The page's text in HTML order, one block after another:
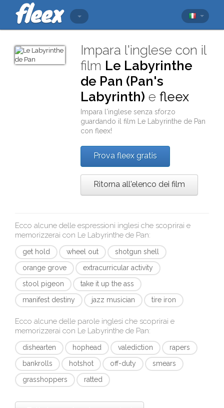
Impara l'inglese con il
film Le Labyrinthe
de Pan (Pan's
Labyrinth) efleex
Impara l'inglese senza sforzo
guardando il film
Le Labyrinthe de Pan
confleex!
Prova fleex gratis
Ritorna all'elenco dei film
Ecco alcune delle espressioni inglesi che scoprirai e
memorizzerai con Le Labyrinthe de Pan:
get hold wheel out
shotgun shell
orange grove
extracurricular activity
stool pigeon
take it up the ass
manifest destiny
jazz musician tire iron
Ecco alcune delle parole inglesi che scoprirai e
memorizzerai con Le Labyrinthe de Pan:
dishearten hophead valediction
rapers
bankrolls
hotshot off-duty
smears
grasshoppers
ratted